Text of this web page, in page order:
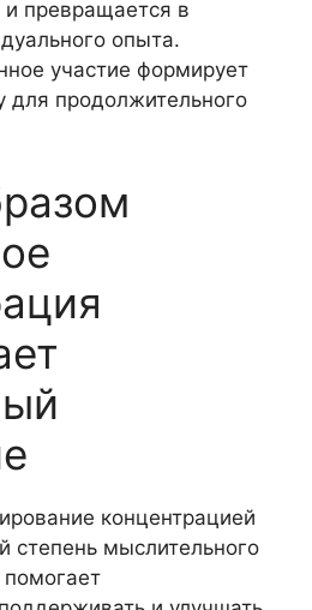
и превращается в
опыта.
участие формирует
для продолжительного
концентрацией
степень мыслительного
помогает